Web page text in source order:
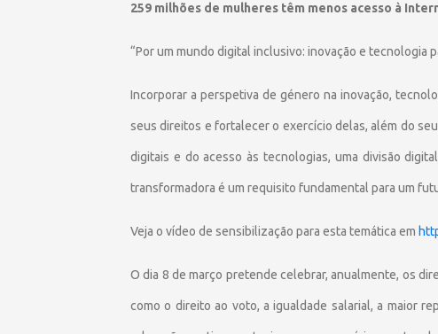
259 milhões de mulheres têm menos acesso à
“Por um mundo digital inclusivo: inovação e tecnologia
Incorporar a perspetiva de género na inovação,
seus direitos e fortalecer o exercício delas, além do
digitais e do acesso às tecnologias, uma divisão
transformadora é um requisito fundamental para um
Veja o vídeo de sensibilização para esta temática em
O dia 8 de março pretende celebrar, anualmente, os
como o direito ao voto, a igualdade salarial, a maior